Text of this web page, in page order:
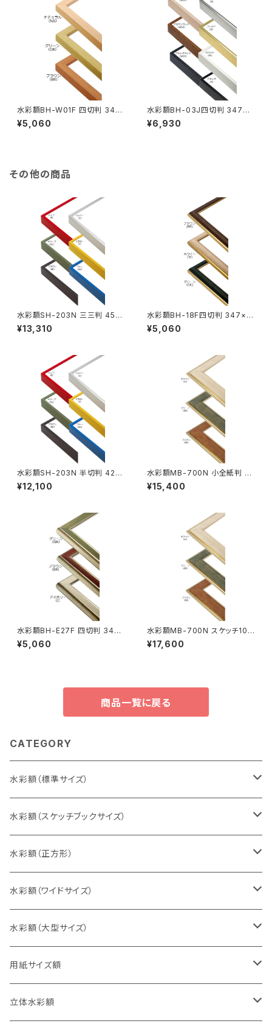
水彩額BH-W01F 四切判 347
×423ミリ
¥5,060
水彩額BH-03J四切判 347×4
23ミリ
¥6,930
その他の商品
水彩額SH-203N 三三判 454
×605ミリ
¥13,310
水彩額BH-18F四切判 347×4
23ミリ
¥5,060
水彩額SH-203N 半切判 423
×545ミリ
¥12,100
水彩額MB-700N 小全紙判 50
7×659ミリ
¥15,400
水彩額BH-E27F 四切判 347×
423ミリ
¥5,060
水彩額MB-700N スケッチ10F
595×670ミリ
¥17,600
商品一覧に戻る
CATEGORY
水彩額（標準サイズ）
インチ判（203×254ミリ）
八切判（242×303ミリ）
太子判（288×379ミリ）
四切判（348×424ミリ）
大衣判（394×509ミリ）
半切判（424×545ミリ）
水彩額（スケッチブックサイズ）
スケッチ4Ｆ（352×443ミリ）
スケッチ6Ｆ（458×550ミリ）
スケッチ8Ｆ（520×595ミリ）
スケッチ10Ｆ（595×670ミリ）
水彩額（正方形）
10cm正方形（100×100ミリ）
15cm正方形（150×150ミリ）
20cm正方形（200×200ミリ）
25cm正方形（250×250ミリ）
水彩額（ワイドサイズ）
15×30cm
20×40cm
25×50cm
水彩額（大型サイズ）
大判（660×850ミリ）
MO判（693×893ミリ）
用紙サイズ額
B5判（182×257ミリ）
立体水彩額